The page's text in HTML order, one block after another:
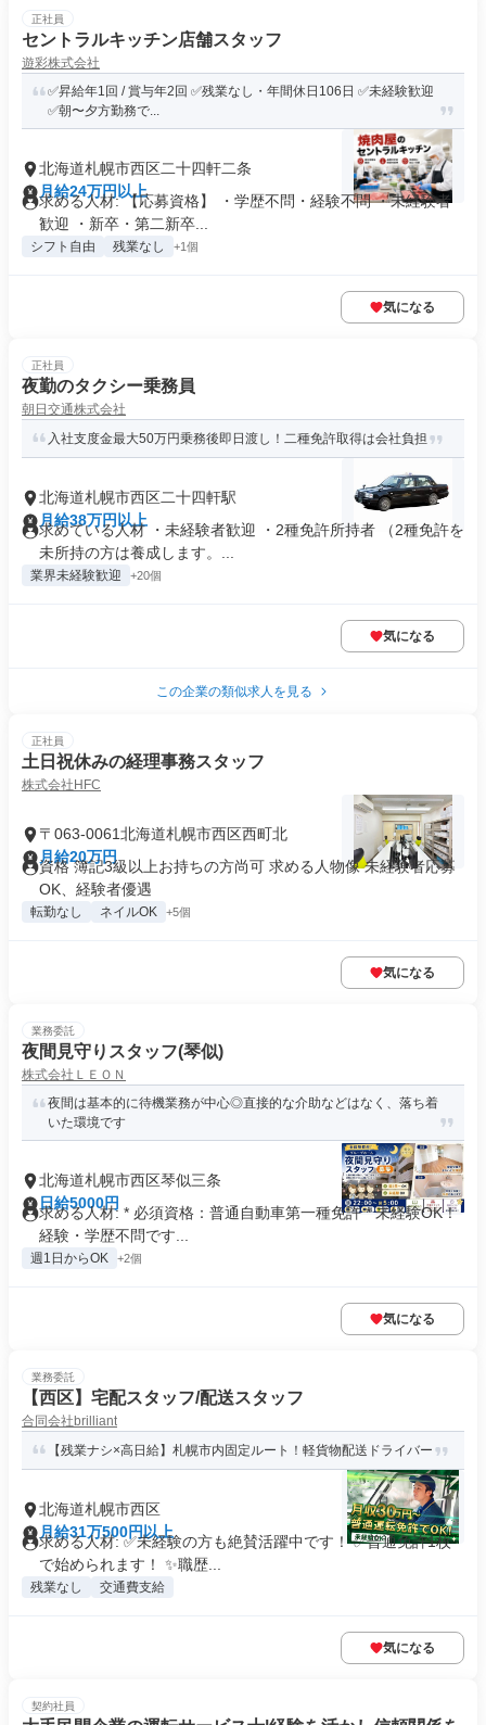
正社員
セントラルキッチン店舗スタッフ
遊彩株式会社
✅昇給年1回 / 賞与年2回 ✅残業なし・年間休日106日 ✅未経験歓迎
✅朝〜夕方勤務で...
北海道札幌市西区二十四軒二条
月給24万円以上
求める人材: 【応募資格】 ・学歴不問・経験不問 ・未経験者
歓迎 ・新卒・第二新卒...
シフト自由 残業なし +1個
気になる
正社員
夜勤のタクシー乗務員
朝日交通株式会社
入社支度金最大50万円乗務後即日渡し！二種免許取得は会社負担
北海道札幌市西区二十四軒駅
月給38万円以上
求めている人材 ・未経験者歓迎 ・2種免許所持者 （2種免許を
未所持の方は養成します。...
業界未経験歓迎 +20個
気になる
この企業の類似求人を見る
正社員
土日祝休みの経理事務スタッフ
株式会社HFC
〒063-0061北海道札幌市西区西町北
月給20万円
資格 簿記3級以上お持ちの方尚可 求める人物像 未経験者応募
OK、経験者優遇
転勤なし ネイルOK +5個
気になる
業務委託
夜間見守りスタッフ(琴似)
株式会社ＬＥＯＮ
夜間は基本的に待機業務が中心◎直接的な介助などはなく、落ち着
いた環境です
北海道札幌市西区琴似三条
日給5000円
求める人材: * 必須資格：普通自動車第一種免許 * 未経験OK！
経験・学歴不問です...
週1日からOK +2個
気になる
業務委託
【西区】宅配スタッフ/配送スタッフ
合同会社brilliant
【残業ナシ×高日給】札幌市内固定ルート！軽貨物配送ドライバー
北海道札幌市西区
月給31万500円以上
求める人材: ✅未経験の方も絶賛活躍中です！ ✅普通免許1枚
で始められます！ ✨職歴...
残業なし 交通費支給
気になる
契約社員